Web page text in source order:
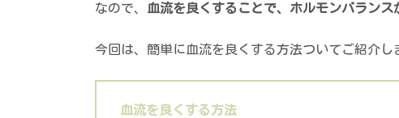
なので、
血流を良くすることで、ホルモンバランス
今回は、簡単に血流を良くする方法ついてご紹介し
血流を良くする方法